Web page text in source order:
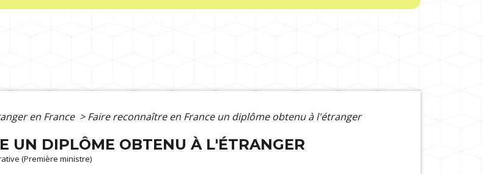
en France > Faire reconnaître en France un diplôme obtenu à l'étranger
UN DIPLÔME OBTENU À L'ÉTRANGER
(Première ministre)